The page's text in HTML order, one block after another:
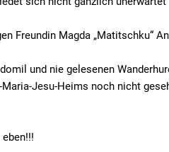
Freundin Magda „Matitschku“
und nie gelesenen
Jesu-Heims noch nicht